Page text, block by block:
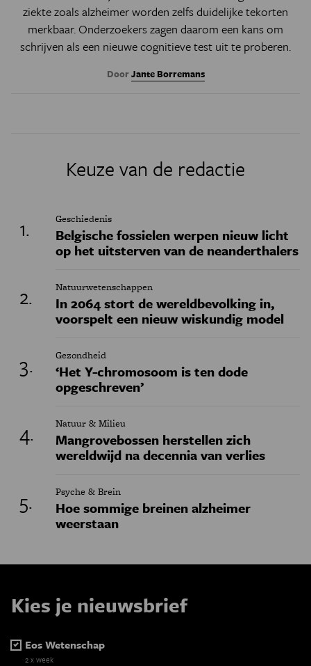
ziekte zoals alzheimer worden zelfs duidelijke tekorten
merkbaar. Onderzoekers zagen daarom een kans om
schrijven als een nieuwe cognitieve test uit te proberen.
DoorJante Borremans
Keuze van de redactie
Geschiedenis
Belgische fossielen werpen nieuw licht
op het uitsterven van de neanderthalers
Natuurwetenschappen
In 2064 stort de wereldbevolking in,
voorspelt een nieuw wiskundig model
Gezondheid
‘Het Y-chromosoom is ten dode
opgeschreven’
Natuur & Milieu
Mangrovebossen herstellen zich
wereldwijd na decennia van verlies
Psyche & Brein
Hoe sommige breinen alzheimer
weerstaan
Kies je nieuwsbrief
Eos Wetenschap
2 x week